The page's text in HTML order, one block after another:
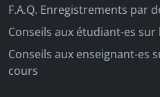
F.A.Q. Enregistrements par
Conseils aux étudiant-es
Conseils aux enseignant-es
cours